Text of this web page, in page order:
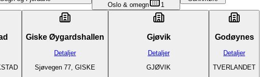
Oslo & omegn 1
Giske Øygardshallen
Detaljer
Sjøvegen 77, GISKE
Gjøvik
Detaljer
GJØVIK
Godøynes
Detaljer
TVERLANDET